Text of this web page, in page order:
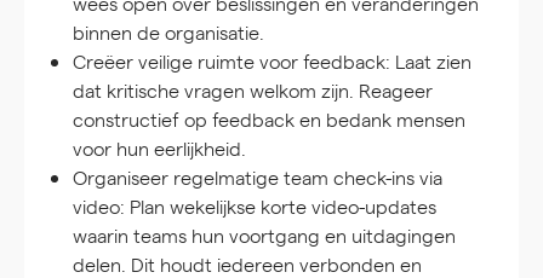
binnen de organisatie.
Creëer veilige ruimte voor feedback: Laat zien
dat kritische vragen welkom zijn. Reageer
constructief op feedback en bedank mensen
voor hun eerlijkheid.
Organiseer regelmatige team check-ins via
video: Plan wekelijkse korte video-updates
waarin teams hun voortgang en uitdagingen
delen. Dit houdt iedereen verbonden en